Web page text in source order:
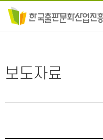
보도자료